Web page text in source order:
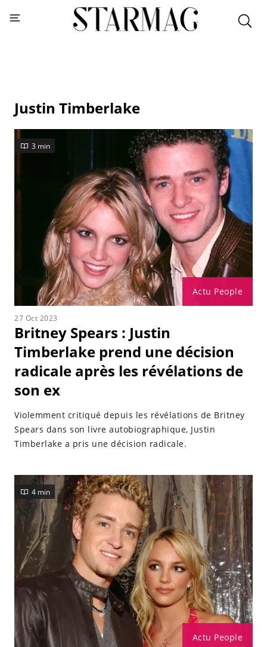
Justin Timberlake
Actu People
3 min
27 Oct 2023
Britney Spears : Justin
Timberlake prend une décision
radicale après les révélations de
son ex
Violemment critiqué depuis les révélations de Britney
Spears dans son livre autobiographique, Justin
Timberlake a pris une décision radicale.
Actu People
4 min